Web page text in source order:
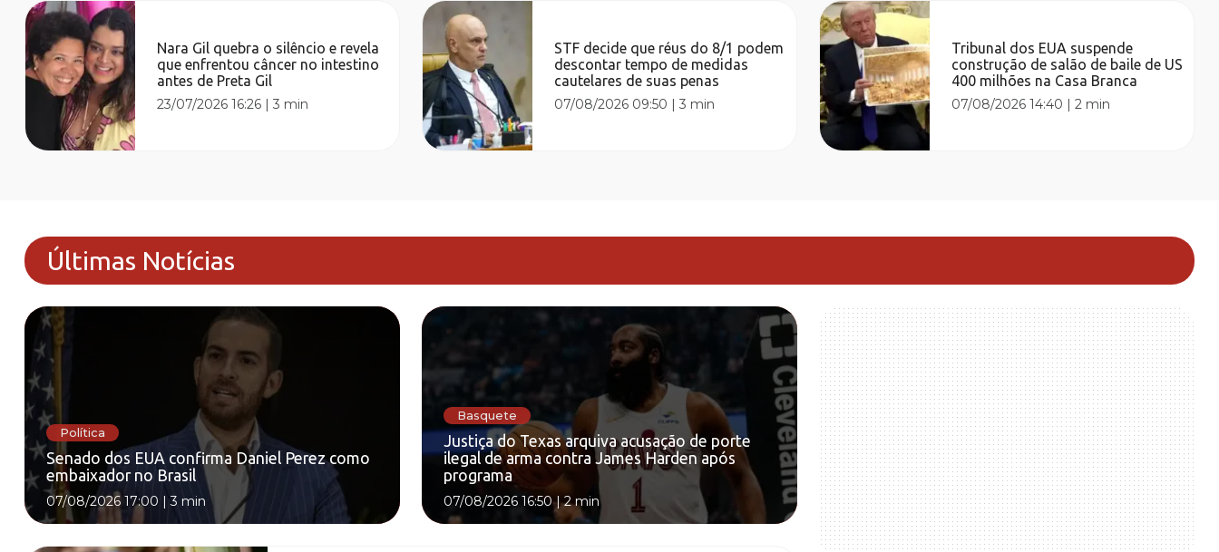
Nara Gil quebra o silêncio e revela
que enfrentou câncer no intestino
antes de Preta Gil
23/07/2026 16:26 |3 min
STF decide que réus do 8/1 podem
descontar tempo de medidas
cautelares de suas penas
07/08/2026 09:50 |3 min
Tribunal dos EUA suspende
construção de salão de baile de US
400 milhões na Casa Branca
07/08/2026 14:40 |2 min
Últimas Notícias
Política
Senado dos EUA confirma Daniel Perez como
embaixador no Brasil
07/08/2026 17:00 |3 min
Basquete
Justiça do Texas arquiva acusação de porte
ilegal de arma contra James Harden após
programa
07/08/2026 16:50|2 min